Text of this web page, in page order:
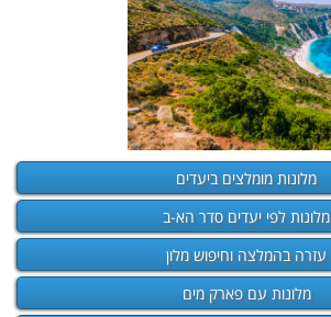
מלונות מומלצים ביעדים
מלונות לפי יעדים סדר הא-ב
עזרה בהמלצה וחיפוש מלון
מלונות עם פארק מים